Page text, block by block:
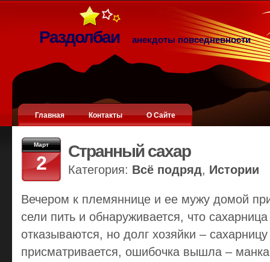
Раздолбаи анекдоты повседневности
Главная Контакты О Сайте
Март
2
Странный сахар
Категория: Всё подряд, Истории
Вечером к племяннице и ее мужу домой
сели пить и обнаруживается, что
отказываются, но долг хозяйки –
присматривается, ошибочка вышла –